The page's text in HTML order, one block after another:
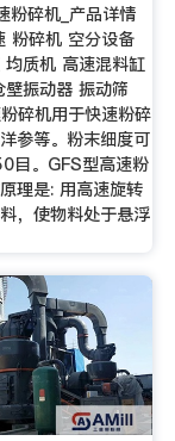
粉碎机_产品详情
粉碎机 空分设备
均质机 高速混料缸
振动器 振动筛
碎机用于快速粉碎
参等。粉末细度可
目。GFS型高速粉
理是: 用高速旋转
，使物料处于悬浮